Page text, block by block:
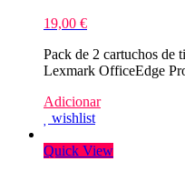
19,00 €
Pack de 2 cartuchos de
Lexmark OfficeEdge
Adicionar
wishlist
Quick View